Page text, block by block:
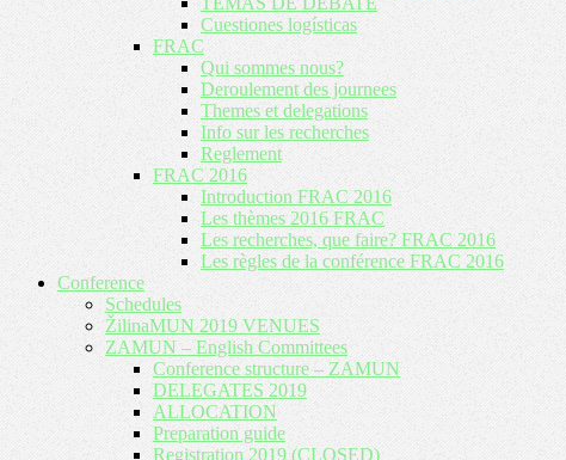
Cuestiones logísticas
FRAC
Qui sommes nous?
Deroulement des journees
Themes et delegations
Info sur les recherches
Reglement
FRAC 2016
Introduction FRAC 2016
Les thèmes 2016 FRAC
Les recherches, que faire? FRAC 2016
Les règles de la conférence FRAC 2016
Conference
Schedules
ŽilinaMUN 2019 VENUES
ZAMUN – English Committees
Conference structure – ZAMUN
DELEGATES 2019
ALLOCATION
Preparation guide
Registration 2019 (CLOSED)